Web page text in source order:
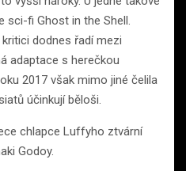
sci-fi Ghost in the Shell.
dodnes řadí mezi
adaptace s herečkou
2017 však mimo jiné čelila
účinkují běloši.
chlapce Luffyho ztvární
Godoy.